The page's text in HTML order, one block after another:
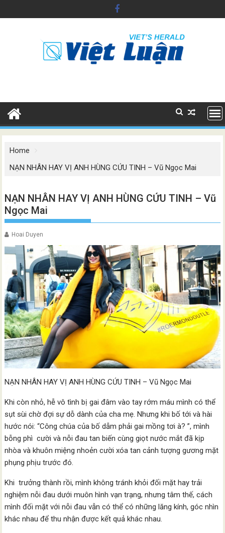
to
Home
NẠN NHÂN HAY VỊ ANH HÙNG CỨU TINH – Vũ Ngọc Mai
NẠN NHÂN HAY VỊ ANH HÙNG CỨU TINH – Vũ
Ngọc Mai
Hoai Duyen
NẠN NHÂN HAY VỊ ANH HÙNG CỨU TINH – Vũ Ngọc Mai
Khi còn nhỏ, hễ vô tình bị gai đâm vào tay rớm máu mình có thể
sụt sùi chờ đợi sự dỗ dành của cha mẹ. Nhưng khi bố tới và hài
hước nói: “Công chúa của bố dẫm phải gai mồng tơi à? ”, mình
bỗng phì cười và nỗi đau tan biến cùng giọt nước mắt đã kịp
nhòa và khuôn miệng nhoẻn cười xóa tan cảnh tượng gương mặt
phụng phịu trước đó.
Khi trưởng thành rồi, mình không tránh khỏi đối mặt hay trải
nghiệm nỗi đau dưới muôn hình vạn trạng, nhưng tâm thế, cách
mình đối mặt với nỗi đau vẫn có thể có những lăng kính, góc nhìn
khác nhau để thu nhận được kết quả khác nhau.